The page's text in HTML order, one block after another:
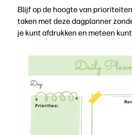
Blijf op de hoogte van
taken met deze dagplanner
je kunt afdrukken en meteen
Print-and-Go-formaat: geen
Duidelijke secties helpen je
Past bij het gezin en in de
Flexibel en herbruikbaar: